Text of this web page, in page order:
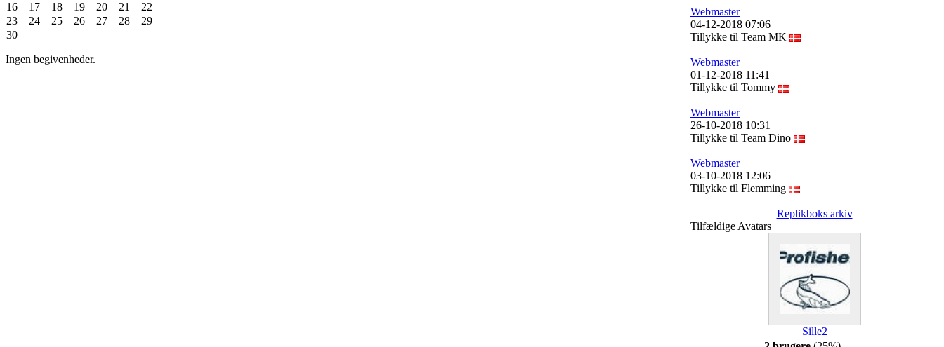
16
17 18 19 20 21
22
23
24 25 26 27 28
29
30
Ingen begivenheder.
Webmaster
04-12-2018 07:06
Tillykke til Team MK
Webmaster
01-12-2018 11:41
Tillykke til Tommy
Webmaster
26-10-2018 10:31
Tillykke til Team Dino
Webmaster
03-10-2018 12:06
Tillykke til Flemming
Replikboks arkiv
Tilfældige Avatars
Sille2